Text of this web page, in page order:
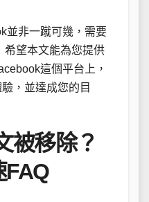
並非一蹴可幾，需要
希望本文能為您提供
這個平台上，
，並達成您的目
被移除？
FAQ